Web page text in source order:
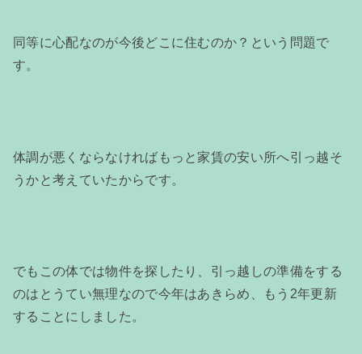
同等に心配なのが今後どこに住むのか？という問題で
す。
体調が悪くならなければもっと家賃の安い所へ引っ越そ
うかと考えていたからです。
でもこの体では物件を探したり、引っ越しの準備をする
のはとうてい無理なので今年はあきらめ、もう2年更新
することにしました。